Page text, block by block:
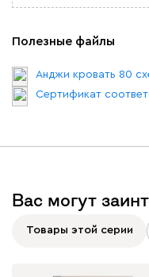
Полезные файлы
Анджи кровать 80
Сертификат
Вас могут
Товары этой серии